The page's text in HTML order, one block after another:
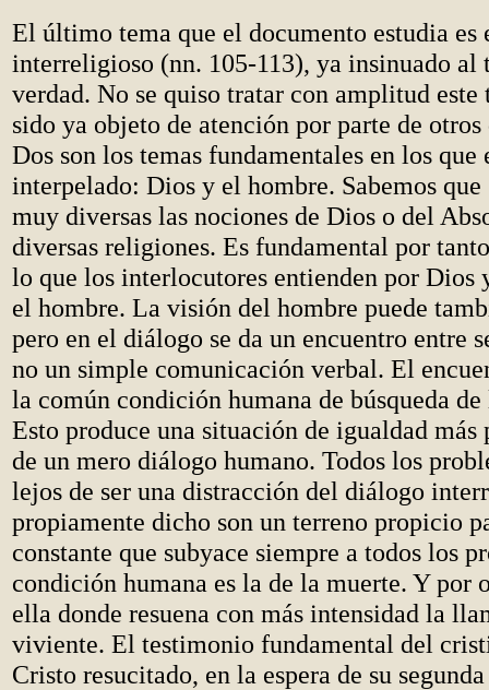
El último tema que el documento estudia es
interreligioso (nn. 105-113), ya insinuado al
verdad. No se quiso tratar con amplitud este
sido ya objeto de atención por parte de otros
Dos son los temas fundamentales en los que
interpelado: Dios y el hombre. Sabemos que
muy diversas las nociones de Dios o del
diversas religiones. Es fundamental por
lo que los interlocutores entienden por Dios
el hombre. La visión del hombre puede
pero en el diálogo se da un encuentro entre
no un simple comunicación verbal. El
la común condición humana de búsqueda
Esto produce una situación de igualdad más
de un mero diálogo humano. Todos los
lejos de ser una distracción del diálogo
propiamente dicho son un terreno propicio
constante que subyace siempre a todos los
condición humana es la de la muerte. Y por
ella donde resuena con más intensidad la
viviente. El testimonio fundamental del
Cristo resucitado, en la espera de su